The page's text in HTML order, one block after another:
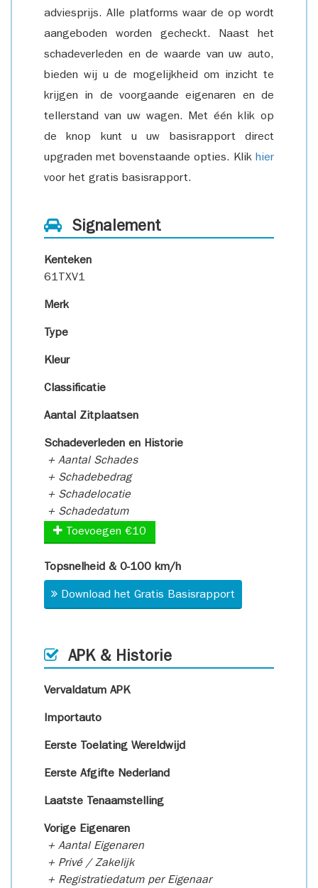
adviesprijs. Alle platforms waar de op wordt
aangeboden worden gecheckt. Naast het
schadeverleden en de waarde van uw auto,
bieden wij u de mogelijkheid om inzicht te
krijgen in de voorgaande eigenaren en de
tellerstand van uw wagen. Met één klik op
de knop kunt u uw basisrapport direct
upgraden met bovenstaande opties. Klik hier
voor het gratis basisrapport.
Signalement
Kenteken
61TXV1
Merk
Type
Kleur
Classificatie
Aantal Zitplaatsen
Schadeverleden en Historie
+ Aantal Schades
+ Schadebedrag
+ Schadelocatie
+ Schadedatum
Toevoegen €10
Topsnelheid & 0-100 km/h
Download het Gratis Basisrapport
APK & Historie
Vervaldatum APK
Importauto
Eerste Toelating Wereldwijd
Eerste Afgifte Nederland
Laatste Tenaamstelling
Vorige Eigenaren
+ Aantal Eigenaren
+ Privé / Zakelijk
+ Registratiedatum per Eigenaar